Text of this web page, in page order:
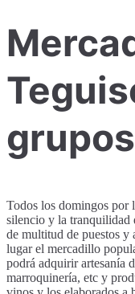
grupos
Todos los domingos por
silencio y la tranquilidad
de multitud de puestos y
lugar el mercadillo
podrá adquirir artesanía
marroquinería, etc y